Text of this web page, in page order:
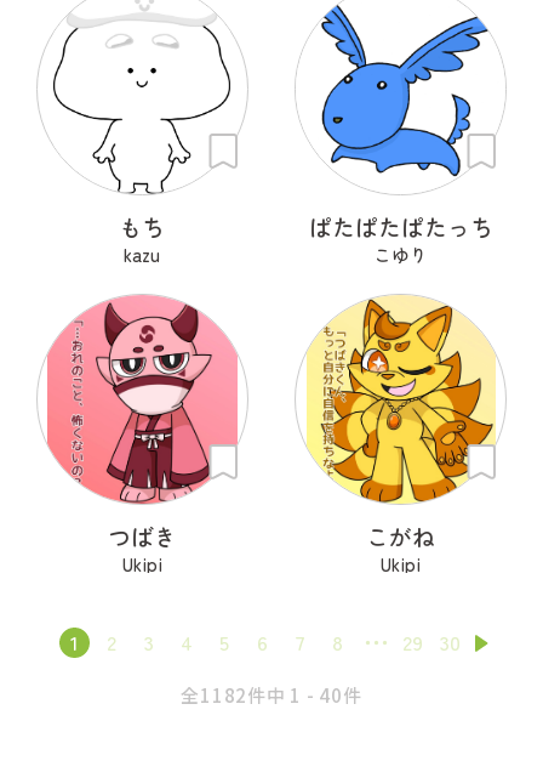
もち
kazu
ぱたぱたぱたっち
こゆり
つばき
Ukipi
こがね
Ukipi
1 2 3 4 5 6 7 8 29 30
全1182件中 1 - 40件